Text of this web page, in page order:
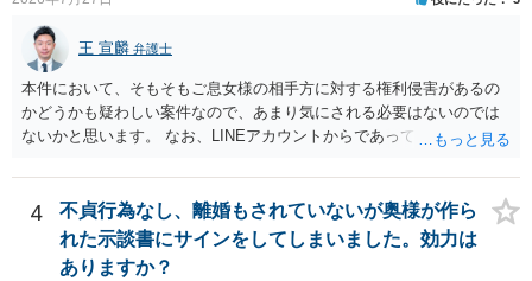
識を前提にすれば、１００万円も含めて返済する必要はないと考えら
れるため、 120万円のみについて交渉を続けることがベターかと存じ
ます。
ことが多いというのが私の印象です。 ２ 質問② ご記載の内容が
減額を進めるうえでの交渉材料かと思います。 なお、ご自身が離
婚しないことは、交渉材料にはならないかと思いますので、ご注意く
ださい。 また、相手夫婦の婚姻関係が既に破綻していたことや、
相手女性が結婚しているとは知らなかったと主張することもあります
が、 ケースバイケースですので、ご自身の場合にそれらの主張が
できるかはよくお考え下さい。 ３ 質問③ 違約金を５０万円とす
る旨の交渉をすることが妥当かどうかという基準はありません。
公序良俗に反するような金額では、その条項自体が無効になり得ます
が、 ２００万円でも、５０万円でも、公序良俗に反するほど高額
とはいえないと考えますので、 結局は、妥当かどうかというより
も、ご自身が納得できるかどうかという基準でお考えいただくといい
王 宣麟 弁護士
本件において、そもそもご息女様の相手方に対する権利侵害があるの
かどうかも疑わしい案件なので、あまり気にされる必要はないのでは
ないかと思います。 なお、LINEアカウントからであっても、そこに紐
るパターンはありえるものの、本件のような精神的損害が発生したと
明確にいえないような案件において開示がなされる可能性も低いので
はないかと推察します。
4
不貞行為なし、離婚もされていないが奥様が作ら
れた示談書にサインをしてしまいました。効力は
ありますか？